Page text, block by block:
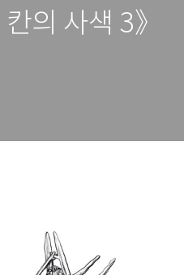
의 사색 3》